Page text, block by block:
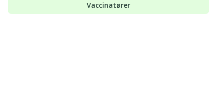
Vaccinatører